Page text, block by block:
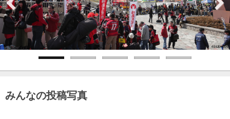
Previous Next
みんなの投稿写真